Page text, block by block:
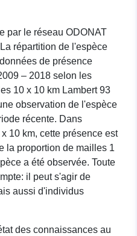
par le réseau ODONAT
répartition de l'espèce
de présence
– 2018 selon les
10 x 10 km Lambert 93
observation de l'espèce
récente. Dans
10 km, cette présence est
la proportion de mailles 1
a été observée. Toute
il peut s'agir de
aussi d'individus
des connaissances au